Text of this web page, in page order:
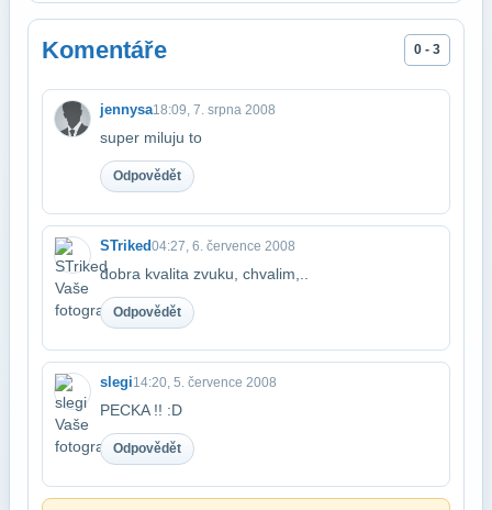
Komentáře 0 - 3
jennysa18:09, 7. srpna 2008
super miluju to
Odpovědět
STriked04:27, 6. července 2008
dobra kvalita zvuku, chvalim,..
Odpovědět
slegi14:20, 5. července 2008
PECKA !! :D
Odpovědět